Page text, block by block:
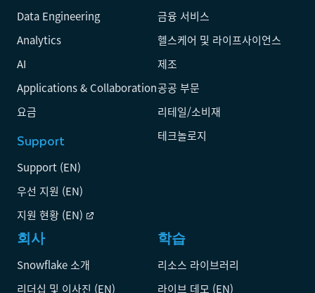
Data Engineering
Analytics
AI
Applications & Collaboration
요금
Support
Support (EN)
우선 지원 (EN)
지원 현황 (EN)
금융 서비스
헬스케어 및 라이프사이언스
제조
공공 부문
리테일/소비재
테크놀로지
회사
Snowflake 소개
리더십 및 이사진 (EN)
학습
리소스 라이브러리
라이브 데모 (EN)